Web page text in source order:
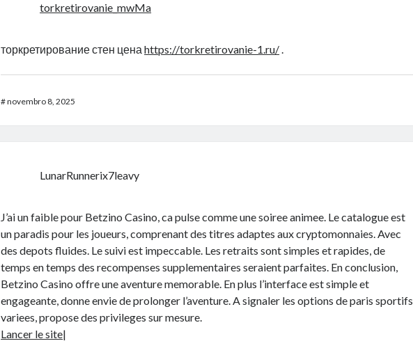
torkretirovanie_mwMa
торкретирование стен ценаhttps://torkretirovanie-1.ru/.
#novembro 8, 2025
LunarRunnerix7leavy
J’ai un faible pour Betzino Casino, ca pulse comme une soiree animee. Le catalogue est
un paradis pour les joueurs, comprenant des titres adaptes aux cryptomonnaies. Avec
des depots fluides. Le suivi est impeccable. Les retraits sont simples et rapides, de
temps en temps des recompenses supplementaires seraient parfaites. En conclusion,
Betzino Casino offre une aventure memorable. En plus l’interface est simple et
engageante, donne envie de prolonger l’aventure. A signaler les options de paris sportifs
variees, propose des privileges sur mesure.
Lancer le site|